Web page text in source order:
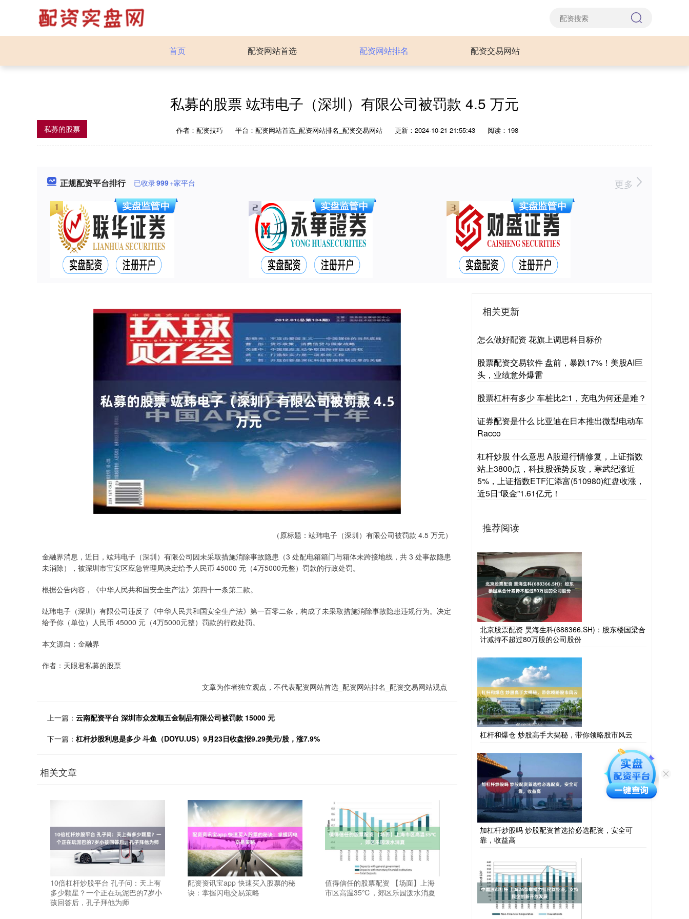
首页 配资网站首选 配资网站排名 配资交易网站
私募的股票 竑玮电子（深圳）有限公司被罚款 4.5 万元
私募的股票 作者：配资技巧 平台：配资网站首选_配资网站排名_配资交易网站 更新：2024-10-21 21:55:43 阅读：198
正规配资平台排行 已收录999+家平台 更多
（原标题：竑玮电子（深圳）有限公司被罚款 4.5 万元）
金融界消息，近日，竑玮电子（深圳）有限公司因未采取措施消除事故隐患（3 处配电箱箱门与箱体未跨接地线，共 3 处事故隐患
未消除），被深圳市宝安区应急管理局决定给予人民币 45000 元（4万5000元整）罚款的行政处罚。
根据公告内容，《中华人民共和国安全生产法》第四十一条第二款。
竑玮电子（深圳）有限公司违反了《中华人民共和国安全生产法》第一百零二条，构成了未采取措施消除事故隐患违规行为。决定
给予你（单位）人民币 45000 元（4万5000元整）罚款的行政处罚。
本文源自：金融界
作者：天眼君私募的股票
文章为作者独立观点，不代表配资网站首选_配资网站排名_配资交易网站观点
上一篇： 云南配资平台 深圳市众发顺五金制品有限公司被罚款 15000 元
下一篇： 杠杆炒股利息是多少 斗鱼（DOYU.US）9月23日收盘报9.29美元/股，涨7.9%
相关文章
10倍杠杆炒股平台 孔子问：天上有
多少颗星？一个正在玩泥巴的7岁小
孩回答后，孔子拜他为师
配资资讯宝app 快速买入股票的秘
诀：掌握闪电交易策略
值得信任的股票配资 【场面】上海
市区高温35℃，郊区乐园泼水消夏
相关更新
怎么做好配资 花旗上调思科目标价
股票配资交易软件 盘前，暴跌17%！美股AI巨
头，业绩意外爆雷
股票杠杆有多少 车桩比2:1，充电为何还是难？
证券配资是什么 比亚迪在日本推出微型电动车
Racco
杠杆炒股 什么意思 A股迎行情修复，上证指数
站上3800点，科技股强势反攻，寒武纪涨近
5%，上证指数ETF汇添富(510980)红盘收涨，
近5日“吸金”1.61亿元！
推荐阅读
北京股票配资 昊海生科(688366.SH)：股东楼国梁合
计减持不超过80万股的公司股份
杠杆和爆仓 炒股高手大揭秘，带你领略股市风云
加杠杆炒股吗 炒股配资首选拾必选配资，安全可
靠，收益高